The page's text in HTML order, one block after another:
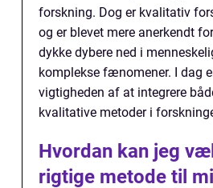
forskning. Dog er kvalitativ
og er blevet mere anerkendt
dykke dybere ned i
komplekse fænomener. I dag
vigtigheden af at integrere
kvalitative metoder i
Hvordan kan jeg
rigtige metode til